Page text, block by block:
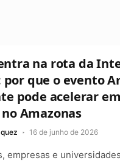
na rota da
que o evento
pode acelerar
Amazonas
16 de junho de 2026
empresas e